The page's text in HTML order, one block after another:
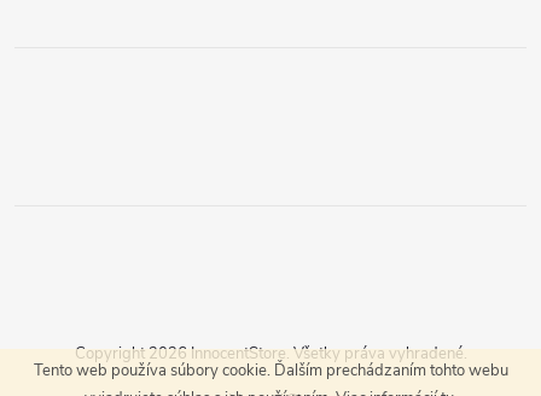
Tento web používa súbory cookie. Ďalším prechádzaním tohto webu
Copyright 2026 InnocentStore. Všetky práva vyhradené.